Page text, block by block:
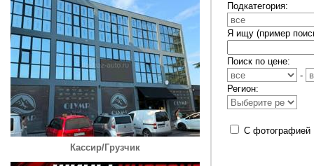
Кассир/Грузчик
Подкатегория:
Я ищу (пример
Поиск по цене:
-
Регион:
С фотографией